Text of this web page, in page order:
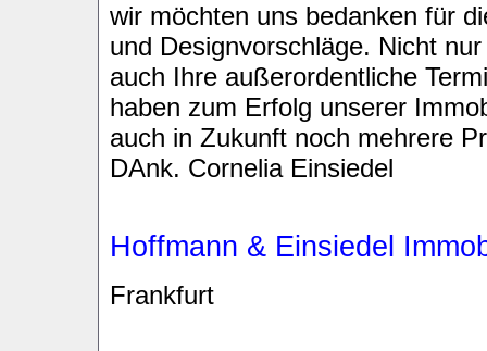
wir möchten uns bedanken für
und Designvorschläge. Nicht
auch Ihre außerordentliche
haben zum Erfolg unserer
auch in Zukunft noch mehrere
DAnk. Cornelia Einsiedel
Hoffmann & Einsiedel
Frankfurt